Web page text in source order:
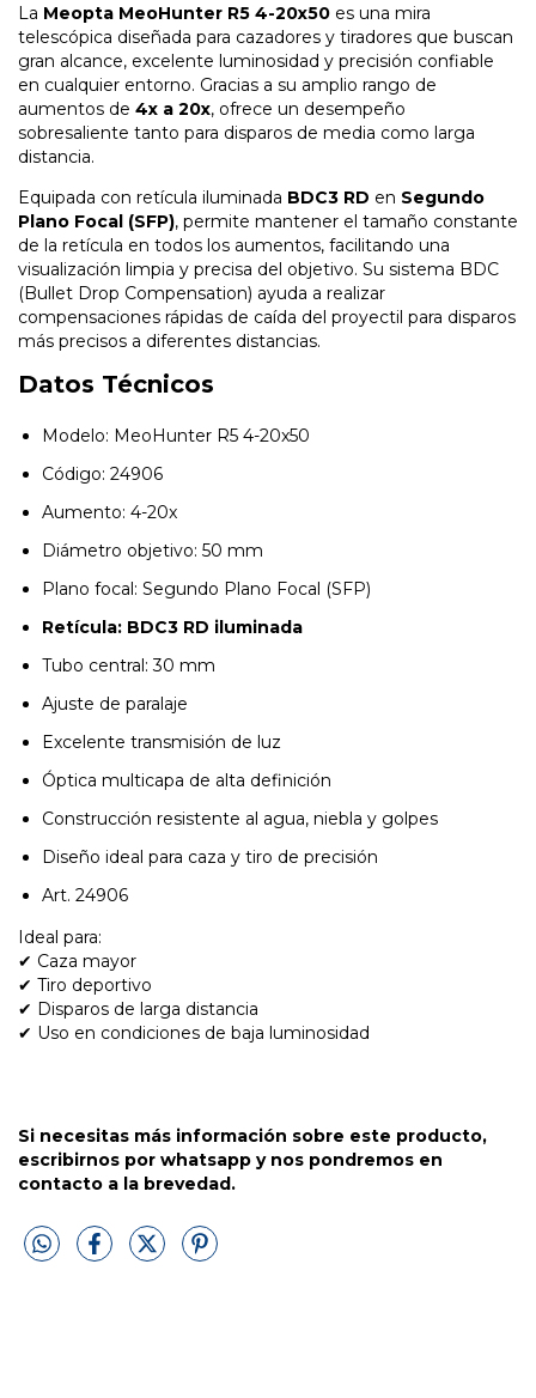
La Meopta MeoHunter R5 4-20x50 es una mira
telescópica diseñada para cazadores y tiradores que buscan
gran alcance, excelente luminosidad y precisión confiable
en cualquier entorno. Gracias a su amplio rango de
aumentos de 4x a 20x, ofrece un desempeño
sobresaliente tanto para disparos de media como larga
distancia.
Equipada con retícula iluminada BDC3 RD en Segundo
Plano Focal (SFP), permite mantener el tamaño constante
de la retícula en todos los aumentos, facilitando una
visualización limpia y precisa del objetivo. Su sistema BDC
(Bullet Drop Compensation) ayuda a realizar
compensaciones rápidas de caída del proyectil para disparos
más precisos a diferentes distancias.
Datos Técnicos
Modelo: MeoHunter R5 4-20x50
Código: 24906
Aumento: 4-20x
Diámetro objetivo: 50 mm
Plano focal: Segundo Plano Focal (SFP)
Retícula: BDC3 RD iluminada
Tubo central: 30 mm
Ajuste de paralaje
Excelente transmisión de luz
Óptica multicapa de alta definición
Construcción resistente al agua, niebla y golpes
Diseño ideal para caza y tiro de precisión
Art. 24906
Ideal para:
✔ Caza mayor
✔ Tiro deportivo
✔ Disparos de larga distancia
✔ Uso en condiciones de baja luminosidad
Si necesitas más información sobre este producto,
escribirnos por whatsapp y nos pondremos en
contacto a la brevedad.